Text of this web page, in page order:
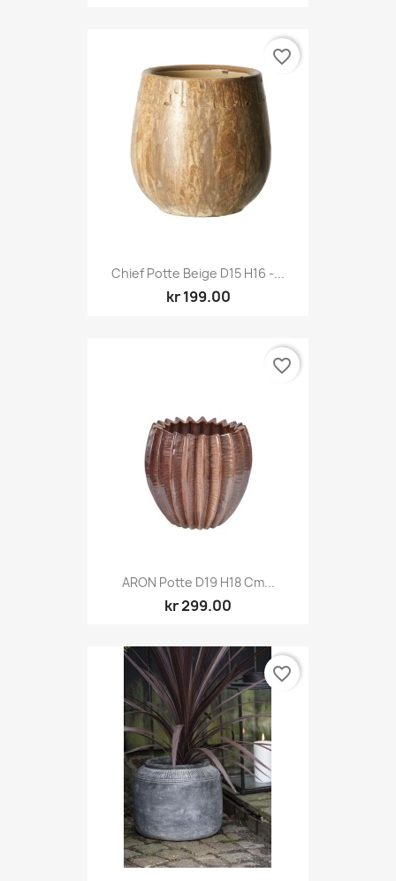
Chief Potte Beige D15 H16 -...
kr 199.00
favorite_border
ARON Potte D19 H18 Cm...
kr 299.00
favorite_border
favorite_border